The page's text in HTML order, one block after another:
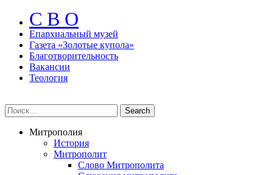
С В О
Епархиальный музeй
Газета «Золотые купола»
Благотворительность
Вакансии
Теология
Митрополия
История
Митрополит
Слово Митрополита